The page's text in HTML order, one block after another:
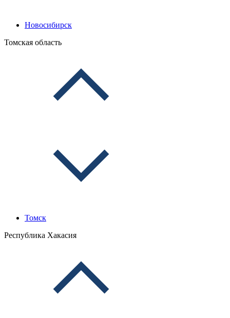
Новосибирск
Томская область
Томск
Республика Хакасия